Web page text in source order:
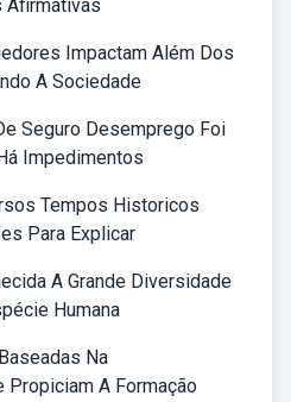
Afirmativas
Impactam Além Dos
A Sociedade
Seguro Desemprego Foi
Impedimentos
Tempos Historicos
Para Explicar
A Grande Diversidade
Humana
Na
A Formação